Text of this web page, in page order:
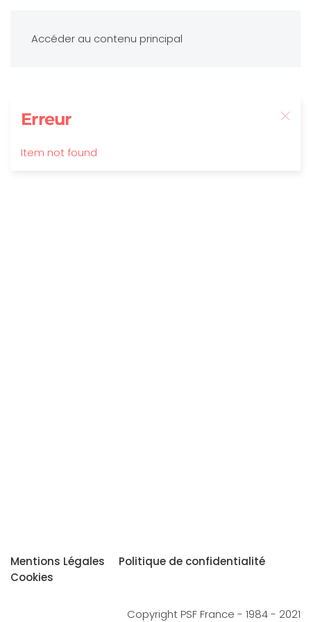
Accéder au contenu principal
Erreur
Item not found
Mentions Légales
Politique de confidentialité
Cookies
Copyright PSF France - 1984 - 2021